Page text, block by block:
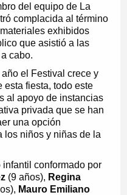
del equipo de La
complacida al término
exhibidos
que asistió a las
cabo.
el Festival crece y
esta fiesta, todo este
al apoyo de instancias
privada que se han
una opción
los niños y niñas de la
conformado por
(9 años), Regina
Mauro Emiliano